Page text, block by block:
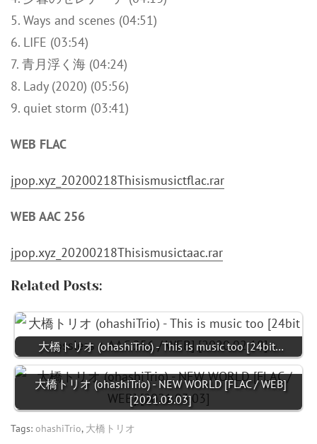
5. Ways and scenes (04:51)
6. LIFE (03:54)
7. 青月浮く海 (04:24)
8. Lady (2020) (05:56)
9. quiet storm (03:41)
WEB FLAC
jpop.xyz_20200218Thisismusictflac.rar
WEB AAC 256
jpop.xyz_20200218Thisismusictaac.rar
Related Posts:
大橋トリオ (ohashiTrio) - This is music too [24bit…
大橋トリオ (ohashiTrio) - NEW WORLD [FLAC / WEB]
[2021.03.03]
Tags: ohashiTrio, 大橋トリオ